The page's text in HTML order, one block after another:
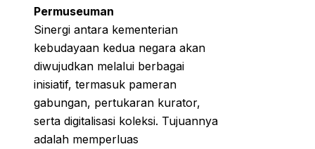
Permuseuman
Sinergi antara kementerian
kebudayaan kedua negara akan
diwujudkan melalui berbagai
inisiatif, termasuk pameran
gabungan, pertukaran kurator,
serta digitalisasi koleksi. Tujuannya
adalah memperluas